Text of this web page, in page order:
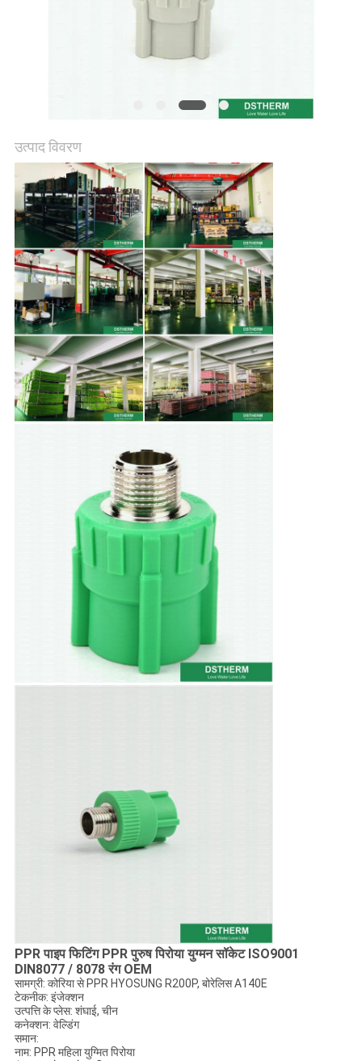
उत्पाद विवरण
PPR पाइप फिटिंग PPR पुरुष पिरोया युग्मन सॉकेट ISO9001
DIN8077 / 8078 रंग OEM
सामग्री: कोरिया से PPR HYOSUNG R200P, बोरेलिस A140E
टेकनीक: इंजेक्शन
उत्पत्ति के प्लेस: शंघाई, चीन
कनेक्शन: वेल्डिंग
समान:
नाम: PPR महिला युग्मित पिरोया